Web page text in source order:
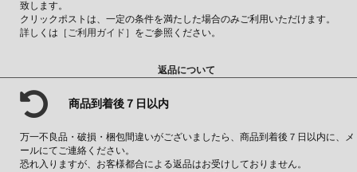
致します。
クリックポストは、一定の条件を満たした場合のみご利用いただけます。
詳しくは ［ご利用ガイド］ をご参照ください。
返品について
商品到着後７日以内
万一不良品・破損・梱包間違いがございましたら、商品到着後７日以内に、メ
ールにてご連絡ください。
恐れ入りますが、お客様都合による返品はお受けしておりません。